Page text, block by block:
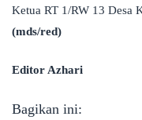
Ketua RT 1/RW 13 Desa
(mds/red)
Editor Azhari
Bagikan ini: